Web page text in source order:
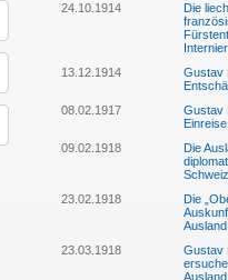
24.10.1914
Die
13.12.1914
Gustav
08.02.1917
Gustav
09.02.1918
Die
Schweiz
23.02.1918
Die
23.03.1918
Gustav